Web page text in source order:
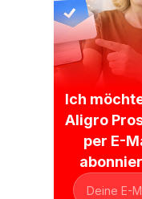
Ich
Aligro
per E-